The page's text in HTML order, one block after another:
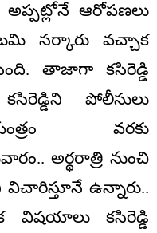
ఆరోప‌ణ‌లు
స‌ర్కారు వ‌చ్చాక
తాజాగా క‌సిరెడ్డి
పోలీసులు
వ‌ర‌కు
అర్థ‌రాత్రి నుంచి
ఉన్నారు..
విష‌యాలు క‌సిరెడ్డి